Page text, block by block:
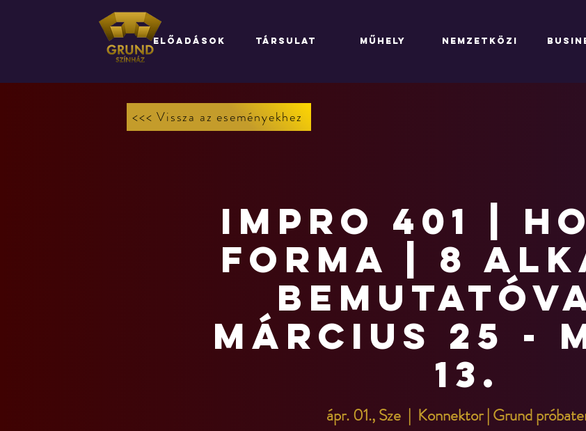
ELŐADÁSOK TÁRSULAT MŰHELY NEMZETKÖZI
<<< Vissza az eseményekhez
IMPRO 401 |
forma | 8
március 25 -
13.
ápr. 01., Sze
  |
Konnektor | Grund